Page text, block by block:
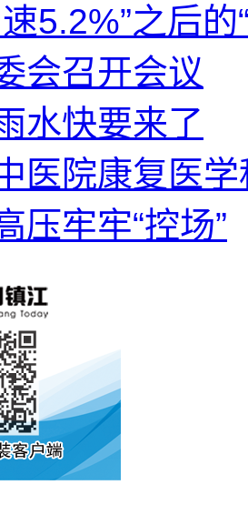
5.2%”之后的
会召开会议
水快要来了
医院康复医
压牢牢“控场”